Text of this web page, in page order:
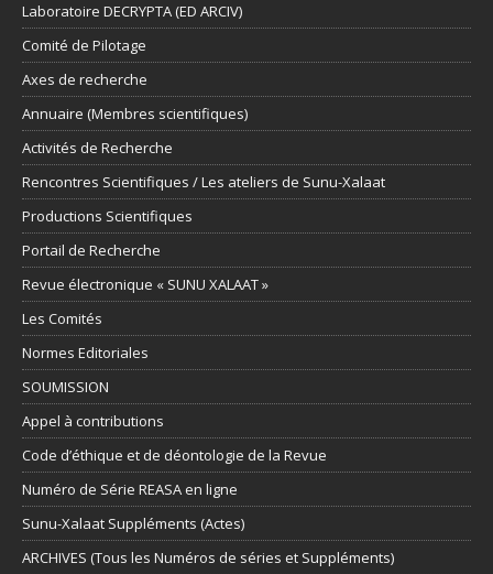
Laboratoire DECRYPTA (ED ARCIV)
Comité de Pilotage
Axes de recherche
Annuaire (Membres scientifiques)
Activités de Recherche
Rencontres Scientifiques / Les ateliers de Sunu-Xalaat
Productions Scientifiques
Portail de Recherche
Revue électronique « SUNU XALAAT »
Les Comités
Normes Editoriales
SOUMISSION
Appel à contributions
Code d’éthique et de déontologie de la Revue
Numéro de Série REASA en ligne
Sunu-Xalaat Suppléments (Actes)
ARCHIVES (Tous les Numéros de séries et Suppléments)